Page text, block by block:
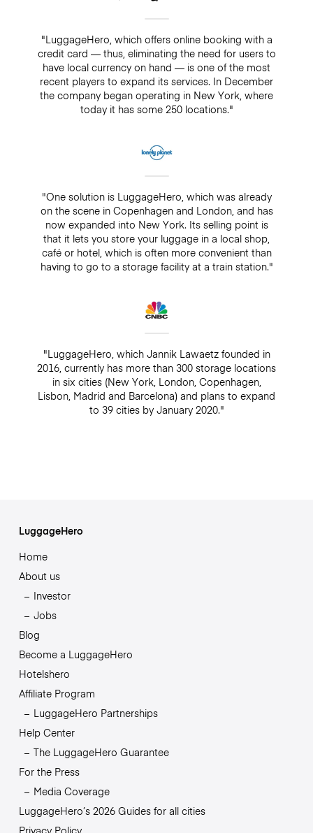
"LuggageHero, which offers online booking with a
credit card — thus, eliminating the need for users to
have local currency on hand — is one of the most
recent players to expand its services. In December
the company began operating in New York, where
today it has some 250 locations."
"One solution is LuggageHero, which was already
on the scene in Copenhagen and London, and has
now expanded into New York. Its selling point is
that it lets you store your luggage in a local shop,
café or hotel, which is often more convenient than
having to go to a storage facility at a train station."
"LuggageHero, which Jannik Lawaetz founded in
2016, currently has more than 300 storage locations
in six cities (New York, London, Copenhagen,
Lisbon, Madrid and Barcelona) and plans to expand
to 39 cities by January 2020."
LuggageHero
Home
About us
Investor
Jobs
Blog
Become a LuggageHero
Hotelshero
Affiliate Program
LuggageHero Partnerships
Help Center
The LuggageHero Guarantee
For the Press
Media Coverage
LuggageHero’s 2026 Guides for all cities
Privacy Policy